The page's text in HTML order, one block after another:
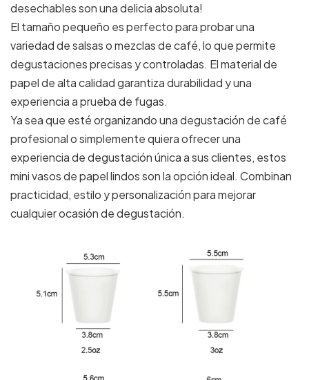
desechables son una delicia absoluta!
El tamaño pequeño es perfecto para probar una
variedad de salsas o mezclas de café, lo que permite
degustaciones precisas y controladas. El material de
papel de alta calidad garantiza durabilidad y una
experiencia a prueba de fugas.
Ya sea que esté organizando una degustación de café
profesional o simplemente quiera ofrecer una
experiencia de degustación única a sus clientes, estos
mini vasos de papel lindos son la opción ideal. Combinan
practicidad, estilo y personalización para mejorar
cualquier ocasión de degustación.